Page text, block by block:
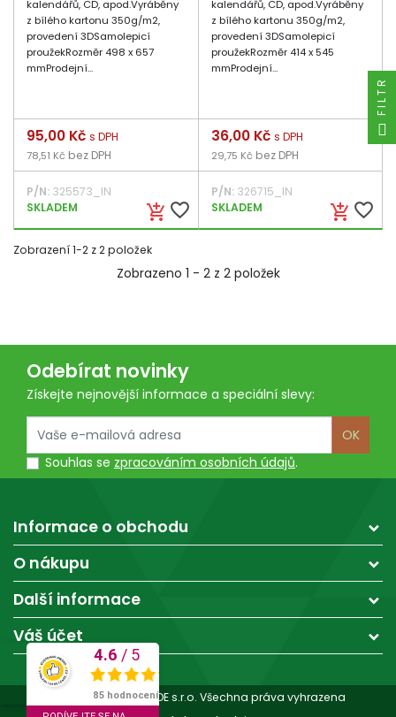
kalendářů, CD, apod.Vyráběny
z bílého kartonu 350g/m2,
provedení 3DSamolepicí
proužekRozměr 498 x 657
mmProdejní...
add_shopping_cart favorite_border
Cena
95,00 Kč s DPH
78,51 Kč bez DPH
P/N: 325573_IN
SKLADEM
kalendářů, CD, apod.Vyráběny
z bílého kartonu 350g/m2,
provedení 3DSamolepicí
proužekRozměr 414 x 545
mmProdejní...
add_shopping_cart favorite_border
Cena
36,00 Kč s DPH
29,75 Kč bez DPH
P/N:326715_IN
SKLADEM
Zobrazení 1-2 z 2 položek
Zobrazeno 1 - 2 z 2 položek
Odebírat novinky
Získejte nejnovější informace a speciální slevy:
OK
Souhlas se zpracováním osobních údajů.
Informace o obchodu
O nákupu
Další informace
Váš účet
SKVĚLÉ
4.6 / 5
85 hodnocení
© 2026 - CESARTRADE s.r.o. Všechna práva vyhrazena
FILTR